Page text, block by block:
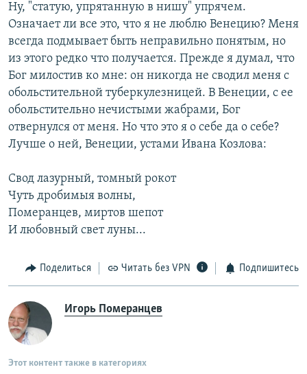
Ну, "статую, упрятанную в нишу" упрячем.
Означает ли все это, что я не люблю Венецию? Меня
всегда подмывает быть неправильно понятым, но
из этого редко что получается. Прежде я думал, что
Бог милостив ко мне: он никогда не сводил меня с
обольстительной туберкулезницей. В Венеции, с ее
обольстительно нечистыми жабрами, Бог
отвернулся от меня. Но что это я о себе да о себе?
Лучше о ней, Венеции, устами Ивана Козлова:
Свод лазурный, томный рокот
Чуть дробимыя волны,
Померанцев, миртов шепот
И любовный свет луны...
Поделиться Читать без VPN Подпишитесь
Игорь Померанцев
Этот контент также в категориях